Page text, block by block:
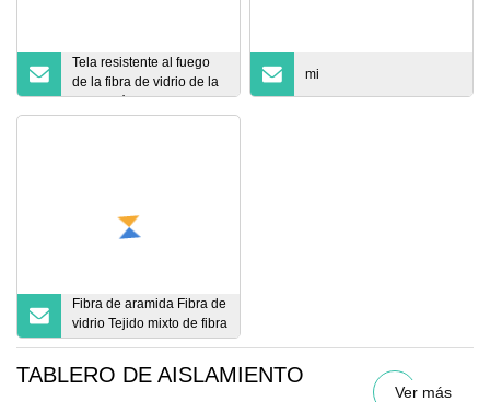
Tela resistente al fuego
de la fibra de vidrio de la
protección de la
soldadura del aislamiento
mi
Fibra de aramida Fibra de
vidrio Tejido mixto de fibra
de carbono
TABLERO DE AISLAMIENTO
Ver más